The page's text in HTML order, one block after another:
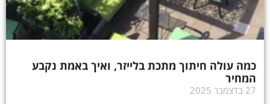
כמה עולה חיתוך מתכת בלייזר, ואיך באמת נקבע
המחיר
27 בדצמבר 2025